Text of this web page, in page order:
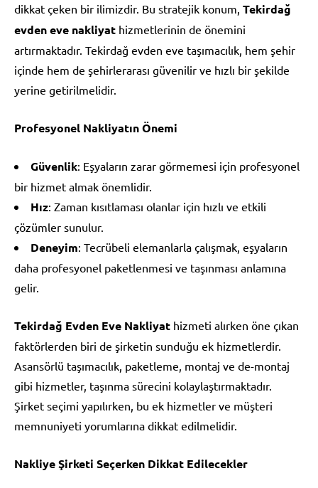
dikkat çeken bir ilimizdir. Bu stratejik konum, Tekirdağ
evden eve nakliyat hizmetlerinin de önemini
artırmaktadır. Tekirdağ evden eve taşımacılık, hem şehir
içinde hem de şehirlerarası güvenilir ve hızlı bir şekilde
yerine getirilmelidir.
Profesyonel Nakliyatın Önemi
Güvenlik: Eşyaların zarar görmemesi için profesyonel
bir hizmet almak önemlidir.
Hız: Zaman kısıtlaması olanlar için hızlı ve etkili
çözümler sunulur.
Deneyim: Tecrübeli elemanlarla çalışmak, eşyaların
daha profesyonel paketlenmesi ve taşınması anlamına
gelir.
Tekirdağ Evden Eve Nakliyat hizmeti alırken öne çıkan
faktörlerden biri de şirketin sunduğu ek hizmetlerdir.
Asansörlü taşımacılık, paketleme, montaj ve de-montaj
gibi hizmetler, taşınma sürecini kolaylaştırmaktadır.
Şirket seçimi yapılırken, bu ek hizmetler ve müşteri
memnuniyeti yorumlarına dikkat edilmelidir.
Nakliye Şirketi Seçerken Dikkat Edilecekler